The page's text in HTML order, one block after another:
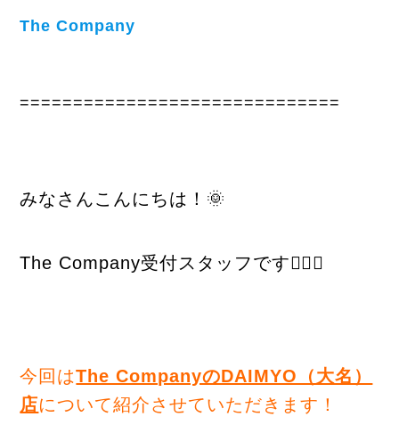
The Company
==============================
みなさんこんにちは！🌞
The Company受付スタッフです🙋‍♀️✨
今回はThe CompanyのDAIMYO（大名）
店について紹介させていただきます！